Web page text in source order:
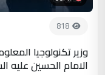
818
وزير تكنولوجيا
الامام الحسين عليه